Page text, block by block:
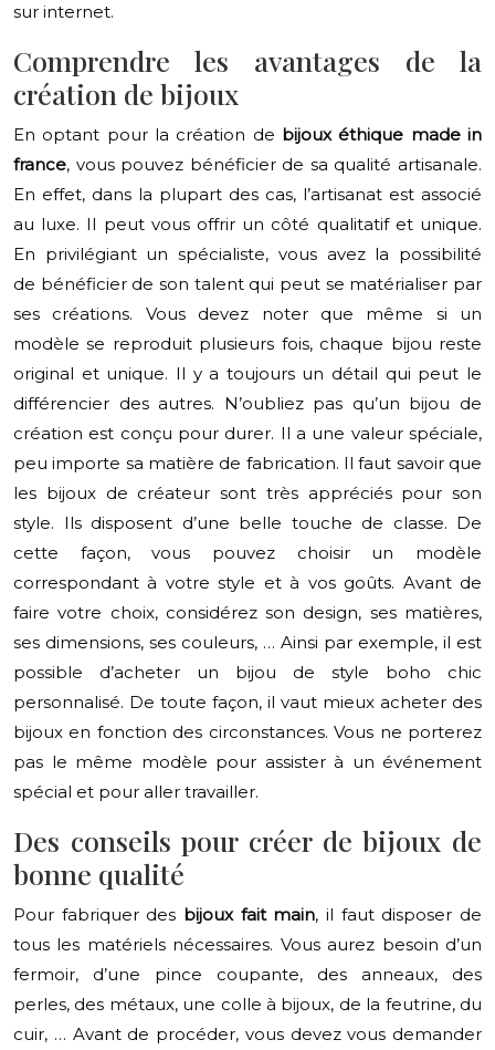
sur internet.
Comprendre les avantages de la
création de bijoux
En optant pour la création de bijoux éthique made in
france, vous pouvez bénéficier de sa qualité artisanale.
En effet, dans la plupart des cas, l’artisanat est associé
au luxe. Il peut vous offrir un côté qualitatif et unique.
En privilégiant un spécialiste, vous avez la possibilité
de bénéficier de son talent qui peut se matérialiser par
ses créations. Vous devez noter que même si un
modèle se reproduit plusieurs fois, chaque bijou reste
original et unique. Il y a toujours un détail qui peut le
différencier des autres. N’oubliez pas qu’un bijou de
création est conçu pour durer. Il a une valeur spéciale,
peu importe sa matière de fabrication. Il faut savoir que
les bijoux de créateur sont très appréciés pour son
style. Ils disposent d’une belle touche de classe. De
cette façon, vous pouvez choisir un modèle
correspondant à votre style et à vos goûts. Avant de
faire votre choix, considérez son design, ses matières,
ses dimensions, ses couleurs, … Ainsi par exemple, il est
possible d’acheter un bijou de style boho chic
personnalisé. De toute façon, il vaut mieux acheter des
bijoux en fonction des circonstances. Vous ne porterez
pas le même modèle pour assister à un événement
spécial et pour aller travailler.
Des conseils pour créer de bijoux de
bonne qualité
Pour fabriquer des bijoux fait main, il faut disposer de
tous les matériels nécessaires. Vous aurez besoin d’un
fermoir, d’une pince coupante, des anneaux, des
perles, des métaux, une colle à bijoux, de la feutrine, du
cuir, … Avant de procéder, vous devez vous demander